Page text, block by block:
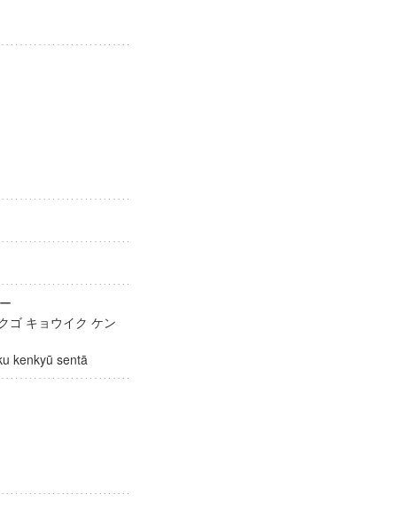
ー
ゴ キョウイク ケン
kenkyū sentā